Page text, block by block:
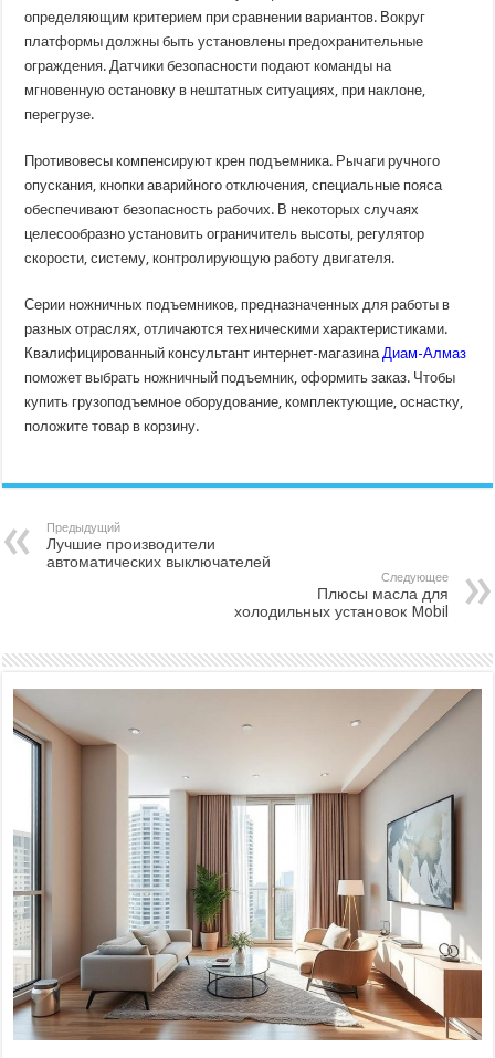
определяющим критерием при сравнении вариантов. Вокруг
платформы должны быть установлены предохранительные
ограждения. Датчики безопасности подают команды на
мгновенную остановку в нештатных ситуациях, при наклоне,
перегрузе.
Противовесы компенсируют крен подъемника. Рычаги ручного
опускания, кнопки аварийного отключения, специальные пояса
обеспечивают безопасность рабочих. В некоторых случаях
целесообразно установить ограничитель высоты, регулятор
скорости, систему, контролирующую работу двигателя.
Серии ножничных подъемников, предназначенных для работы в
разных отраслях, отличаются техническими характеристиками.
Квалифицированный консультант интернет-магазинаДиам-Алмаз
поможет выбрать ножничный подъемник, оформить заказ. Чтобы
купить грузоподъемное оборудование, комплектующие, оснастку,
положите товар в корзину.
Предыдущий
Лучшие производители
автоматических выключателей
Следующее
Плюсы масла для
холодильных установок Mobil